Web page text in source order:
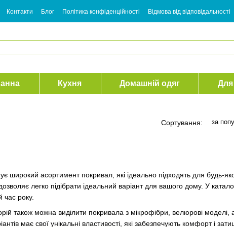
Контакти Блог Політика конфіденційності
Відмова від відповідальності
Кухня Домашній одяг Для
Сортування: за
широкий асортимент покривал, які ідеально підходять для будь-
легко підібрати ідеальний варіант для вашого дому. У
час року.
також можна виділити покривала з мікрофібри, велюрові моделі,
має свої унікальні властивості, які забезпечують комфорт і